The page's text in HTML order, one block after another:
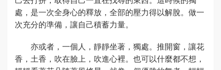
處，是一次全身心的釋放，全部的壓力得以解脫。做一
次充分的準備，讓自己積蓄力量。
亦或者，一個人，靜靜坐著，獨處。推開窗，讓花
香，土香，吹在臉上，吹進心裡。也可以什麼都不想，